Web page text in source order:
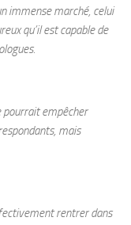
immense marché, celui
qu’il est capable de
pourrait empêcher
mais
rentrer dans